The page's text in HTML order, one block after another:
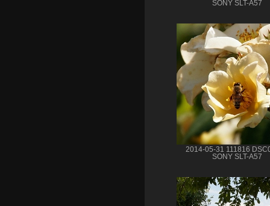
SONY SLT-A57
2014-05-31 111816
SONY SLT-A57